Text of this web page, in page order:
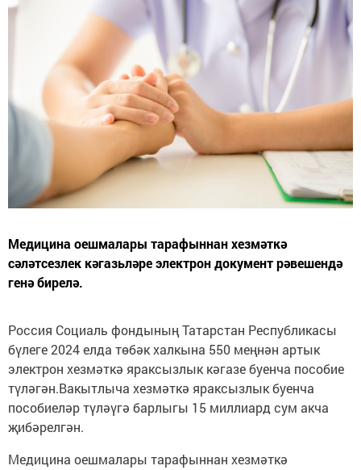
Медицина оешмалары тарафыннан хезмәткә
сәләтсезлек кәгазьләре электрон документ рәвешендә
генә бирелә.
Россия Социаль фондының Татарстан Республикасы
бүлеге 2024 елда төбәк халкына 550 меңнән артык
электрон хезмәткә яраксызлык кәгазе буенча пособие
түләгән.Вакытлыча хезмәткә яраксызлык буенча
пособиеләр түләүгә барлыгы 15 миллиард сум акча
җибәрелгән.
Медицина оешмалары тарафыннан хезмәткә